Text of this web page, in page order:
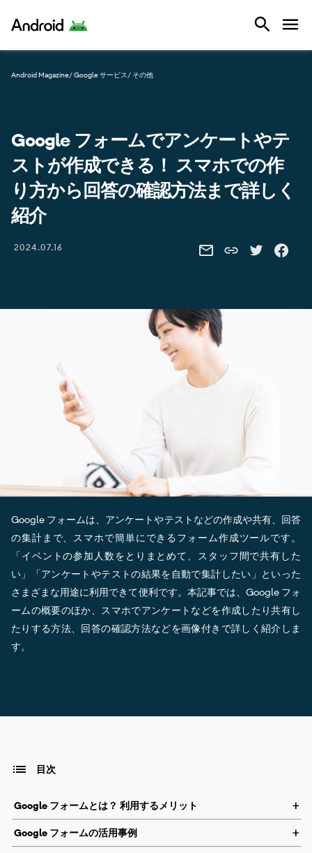
Android
Android Magazine/ Google サービス/ その他
Google フォームでアンケートやテ
ストが作成できる！ スマホでの作
り方から回答の確認方法まで詳しく
紹介
2024.07.16 SHARE THIS VIA EMAIL
Share this link
SHARE THIS
SHARE
Google フォームは、アンケートやテストなどの作成や共有、回答
の集計まで、スマホで簡単にできるフォーム作成ツールです。
「イベントの参加人数をとりまとめて、スタッフ間で共有した
い」「アンケートやテストの結果を自動で集計したい」といった
さまざまな用途に利用できて便利です。本記事では、Google フォ
ームの概要のほか、スマホでアンケートなどを作成したり共有し
たりする方法、回答の確認方法などを画像付きで詳しく紹介しま
す。
目次
Google フォームとは？ 利用するメリット
Google フォームの活用事例